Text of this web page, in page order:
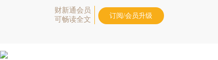
财新通会员
可畅读全文
订阅/会员升级